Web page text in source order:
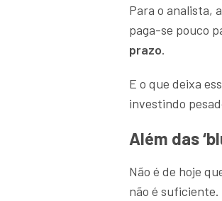
Para o analista,
paga-se pouco
prazo.
E o que deixa
investindo
Além das
Não é de hoje
não é suficiente.